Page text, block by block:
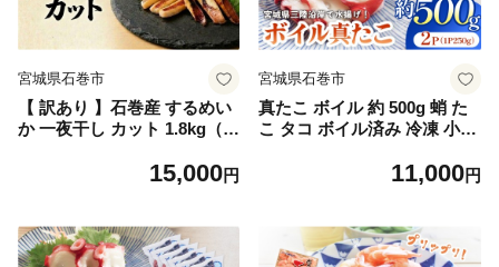
宮城県石巻市
【 訳あり 】石巻産 するめい
か 一夜干し カット 1.8kg（1
いか イカ 烏賊 一夜干 訳アリ
巻
15,000円
宮城県石巻市
真たこ ボイル 約 500g 蛸 た
こ タコ ボイル済み 冷凍 小分
11,000円